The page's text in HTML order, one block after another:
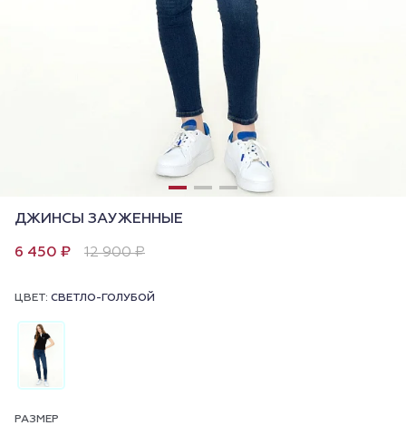
ДЖИНСЫ ЗАУЖЕННЫЕ
6 450 ₽ 12 900 ₽
ЦВЕТ: СВЕТЛО-ГОЛУБОЙ
РАЗМЕР